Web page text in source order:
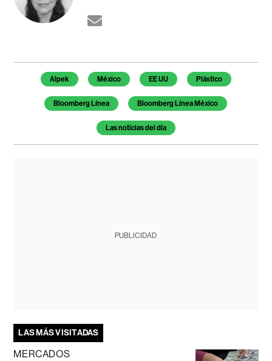
Temas de este artículo
Alpek México EE UU Plástico
Bloomberg Línea Bloomberg Línea México
Las noticias del día
PUBLICIDAD
LAS MÁS VISITADAS
MERCADOS